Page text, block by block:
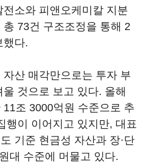
소와 피앤오케미칼 지분
73건 구조조정을 통해 2
했다.
산 매각만으로는 투자 부
것으로 보고 있다. 올해
조 3000억원 수준으로 추
행이 이어지고 있지만, 대표
기준 현금성 자산과 장·단
대 수준에 머물고 있다.